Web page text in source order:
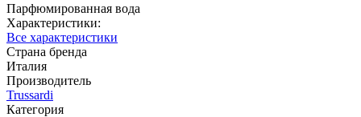
Парфюмированная вода
Характеристики:
Все характеристики
Страна бренда
Италия
Производитель
Trussardi
Категория